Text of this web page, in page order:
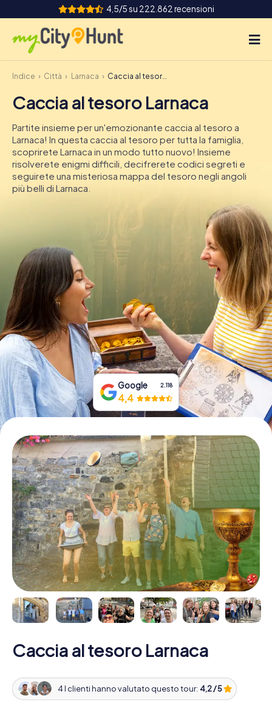
4,5/5 su 222.862 recensioni
Come funziona
Città
Tour
Team Building
Biglietti
DE
IE
IT
Prenota Biglietti
Acquista i Voucher
Indice Città Larnaca Caccia al tesoro Larnaca
Caccia al tesoro Larnaca
Partite insieme per un'emozionante caccia al tesoro a
Larnaca! In questa caccia al tesoro per tutta la famiglia,
scoprirete Larnaca in un modo tutto nuovo! Insieme
risolverete enigmi difficili, decifrerete codici segreti e
seguirete una misteriosa mappa del tesoro negli angoli
più belli di Larnaca.
Google 2.118
4,4
Caccia al tesoro Larnaca
4 I clienti hanno valutato questo tour: 4,2 / 5